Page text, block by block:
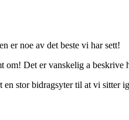
er noe av det beste vi har sett!
om! Det er vanskelig a
stor bidragsyter til at vi sitter